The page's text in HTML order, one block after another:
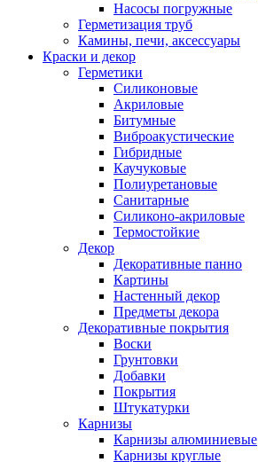
Насосы погружные
Герметизация труб
Камины, печи, аксессуары
Краски и декор
Герметики
Силиконовые
Акриловые
Битумные
Виброакустические
Гибридные
Каучуковые
Полиуретановые
Санитарные
Силиконо-акриловые
Термостойкие
Декор
Декоративные панно
Картины
Настенный декор
Предметы декора
Декоративные покрытия
Воски
Грунтовки
Добавки
Покрытия
Штукатурки
Карнизы
Карнизы алюминиевые
Карнизы круглые